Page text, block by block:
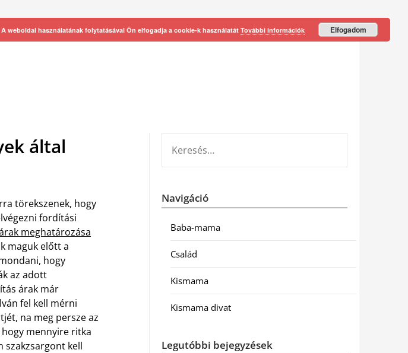
által
törekszenek, hogy
fordítási
meghatározása
maguk előtt a
hogy
az adott
árak már
fel kell mérni
na meg persze az
mennyire ritka
szakzsargont kell
Navigáció
Baba-mama
Család
Kismama
Kismama divat
Legutóbbi bejegyzések
A weboldal használatának folytatásával Ön elfogadja a cookie-k használatát További információk Elfogadom